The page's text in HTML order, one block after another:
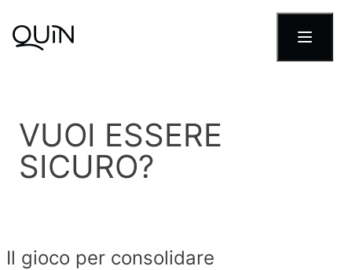
VUOI ESSERE
SICURO?
Il gioco per consolidare